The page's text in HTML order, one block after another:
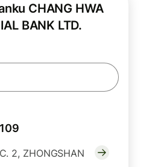
CHANG HWA
BANK LTD.
2, ZHONGSHAN